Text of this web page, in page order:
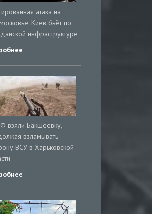
атака на
Киев бьёт по
инфраструктуре
взяли Бакшеевку,
взламывать
ВСУ в Харьковской